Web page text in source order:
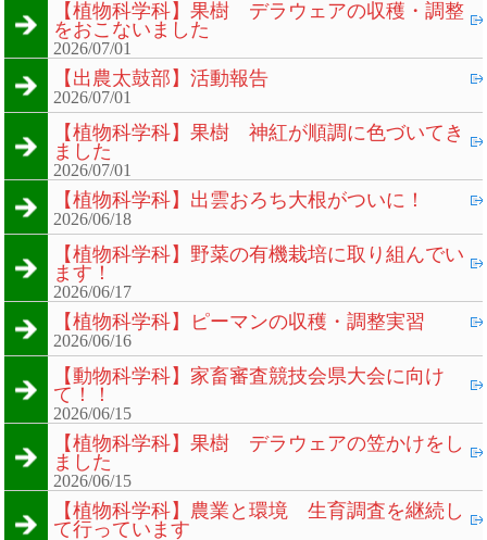
【植物科学科】果樹 デラウェアの収穫・調整
をおこないました
2026/07/01
【出農太鼓部】活動報告
2026/07/01
【植物科学科】果樹 神紅が順調に色づいてき
ました
2026/07/01
【植物科学科】出雲おろち大根がついに！
2026/06/18
【植物科学科】野菜の有機栽培に取り組んでい
ます！
2026/06/17
【植物科学科】ピーマンの収穫・調整実習
2026/06/16
【動物科学科】家畜審査競技会県大会に向け
て！！
2026/06/15
【植物科学科】果樹 デラウェアの笠かけをし
ました
2026/06/15
【植物科学科】農業と環境 生育調査を継続し
て行っています